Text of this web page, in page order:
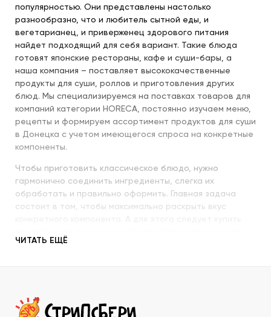
популярностью. Они представлены настолько
разнообразно, что и любитель сытной еды, и
вегетарианец, и приверженец здорового питания
найдет подходящий для себя вариант. Такие блюда
готовят японские рестораны, кафе и суши-бары, а
наша компания – поставляет высококачественные
продукты для суши, роллов и приготовления других
блюд. Мы специализируемся на поставках товаров для
компаний категории HORECA, постоянно изучаем меню,
рецепты и формируем ассортимент продуктов для суши
в Донецка с учетом имеющегося спроса на конкретные
компоненты.
Чтобы приготовить классическое блюдо, нужно
гармонично соединить ингредиенты, слегка их
обработать и правильно оформить. Главная задача
состоит в том, чтобы максимально раскрыть вкус
их со знанием всех секретов.
происхождение и свежесть каждого продукта, условия
ЧИТАТЬ ЕЩЁ